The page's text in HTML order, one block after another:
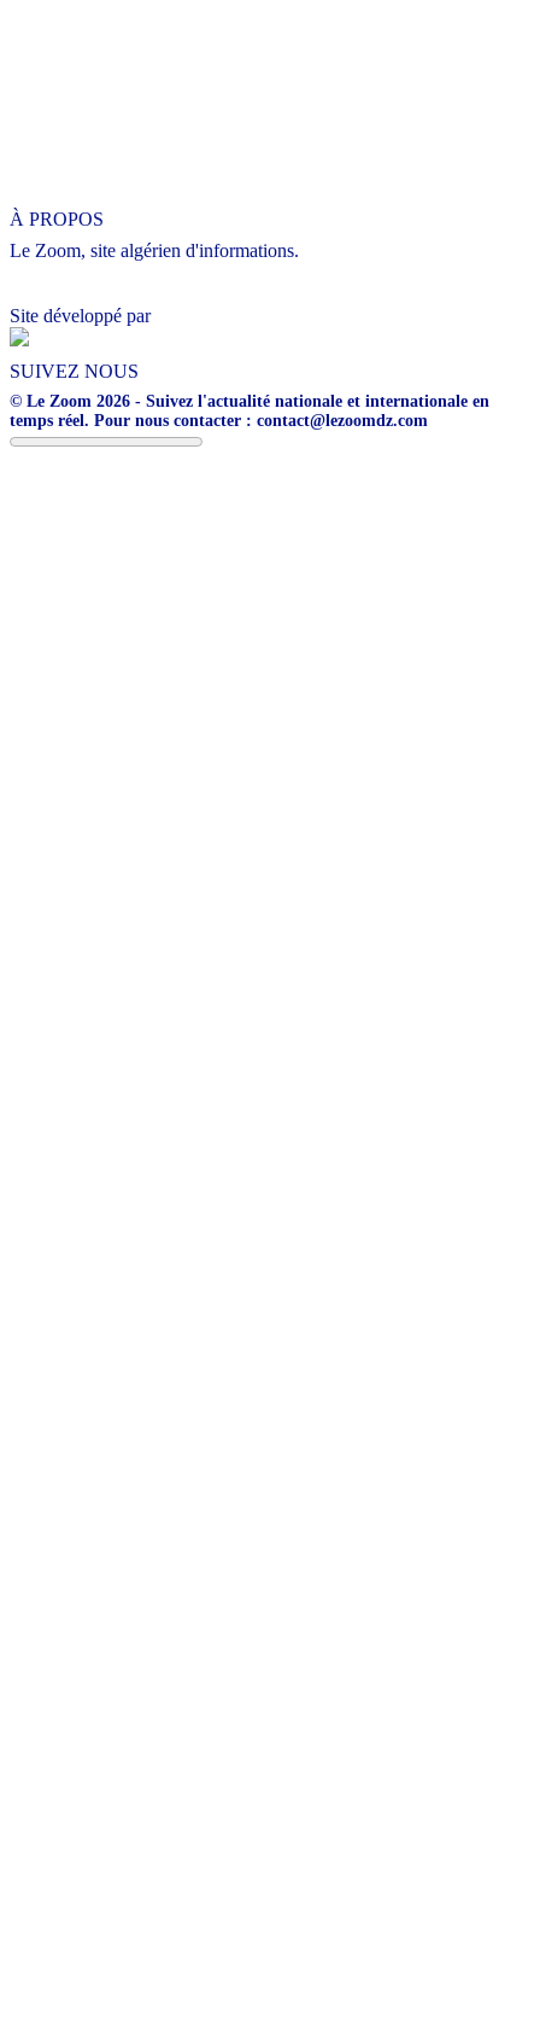
À PROPOS
Le Zoom, site algérien d'informations.
Site développé par
SUIVEZ NOUS
© Le Zoom 2026 - Suivez l'actualité nationale et internationale en
temps réel. Pour nous contacter : contact@lezoomdz.com